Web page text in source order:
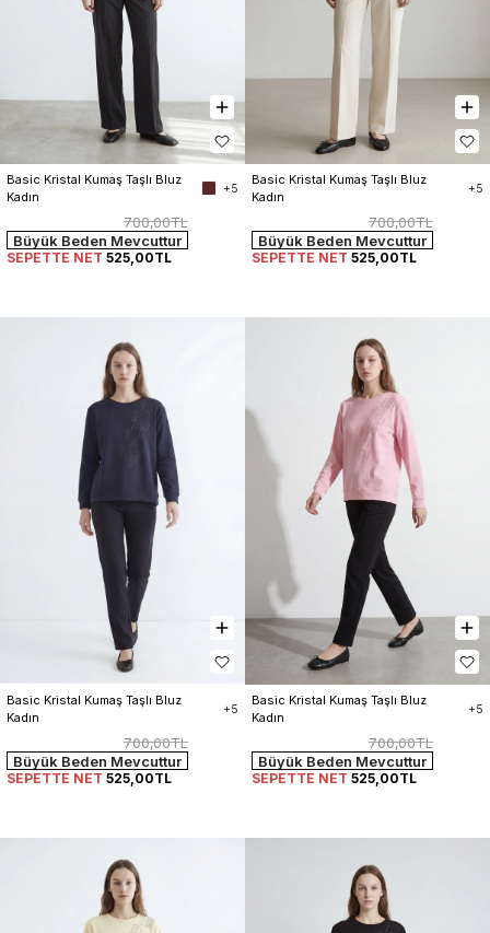
Basic Kristal Kumaş Taşlı Bluz
Kadın
+5
700,00TL
Büyük Beden Mevcuttur
SEPETTE NET 525,00TL
Basic Kristal Kumaş Taşlı Bluz
Kadın
+5
700,00TL
Büyük Beden Mevcuttur
SEPETTE NET 525,00TL
Basic Kristal Kumaş Taşlı Bluz
Kadın
+5
700,00TL
Büyük Beden Mevcuttur
SEPETTE NET 525,00TL
Basic Kristal Kumaş Taşlı Bluz
Kadın
+5
700,00TL
Büyük Beden Mevcuttur
SEPETTE NET 525,00TL